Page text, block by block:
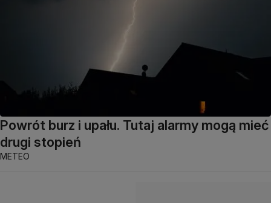
Powrót burz i upału. Tutaj alarmy mogą mieć
drugi stopień
METEO